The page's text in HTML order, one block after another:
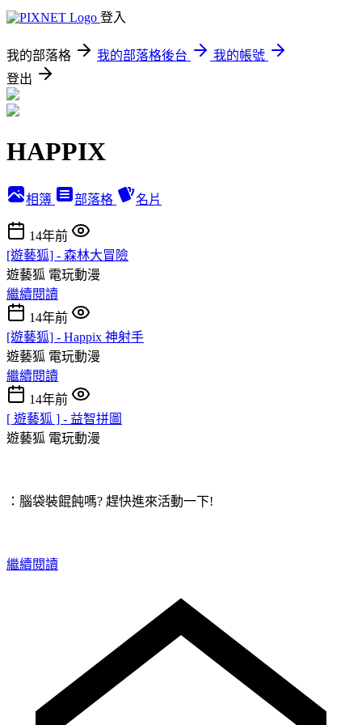
登入
我的部落格 我的部落格後台
我的帳號
登出
HAPPIX
相簿 部落格 名片
14年前
[遊藝狐] - 森林大冒險
遊藝狐 電玩動漫
繼續閱讀
14年前
[遊藝狐] - Happix 神射手
遊藝狐 電玩動漫
繼續閱讀
14年前
[ 遊藝狐 ] - 益智拼圖
遊藝狐 電玩動漫
：腦袋裝餛飩嗎? 趕快進來活動一下!
繼續閱讀